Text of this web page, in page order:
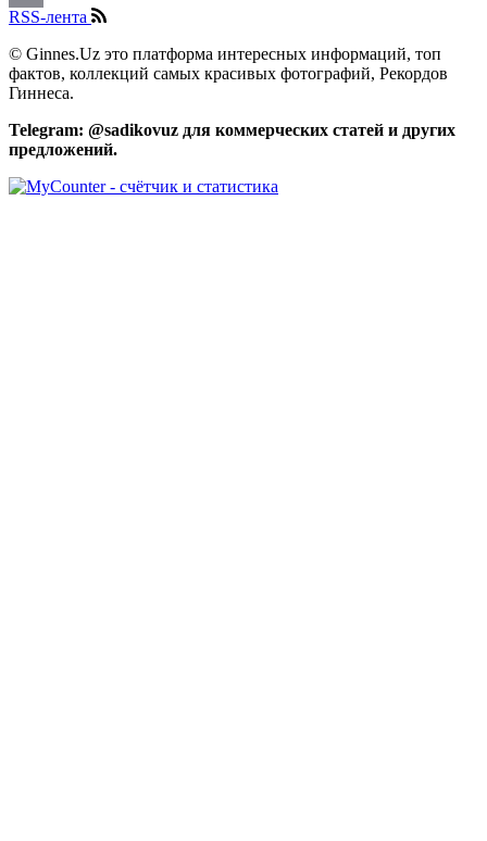
Email
RSS-лента
© Ginnes.Uz это платформа интересных информаций, топ
фактов, коллекций самых красивых фотографий, Рекордов
Гиннеса.
Telegram: @sadikovuz для коммерческих статей и других
предложений.